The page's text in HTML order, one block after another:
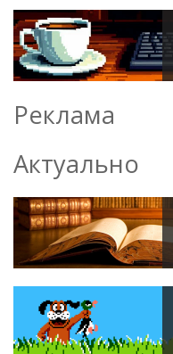
Реклама
Актуально